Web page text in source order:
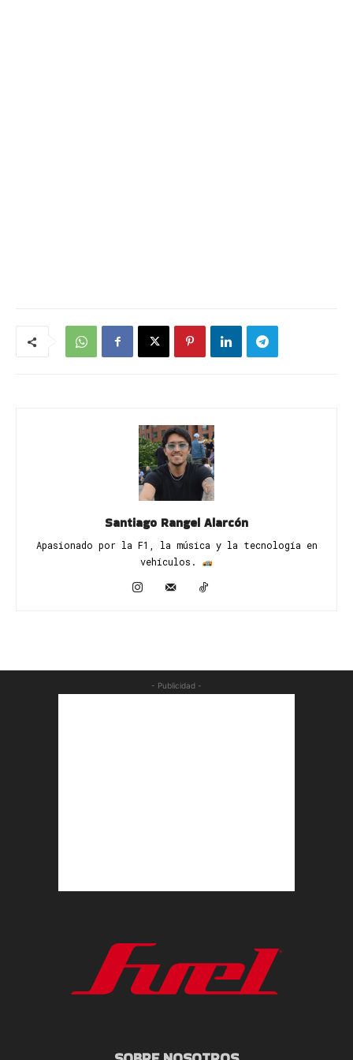
Santiago Rangel Alarcón
Apasionado por la F1, la música y la tecnología en
vehículos. ​
- Publicidad -